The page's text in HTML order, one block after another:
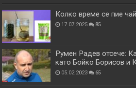
Колко време се пие
17.07.2025 85
Румен Радев отсече:
като Бойко Борисов и
05.02.2023 65